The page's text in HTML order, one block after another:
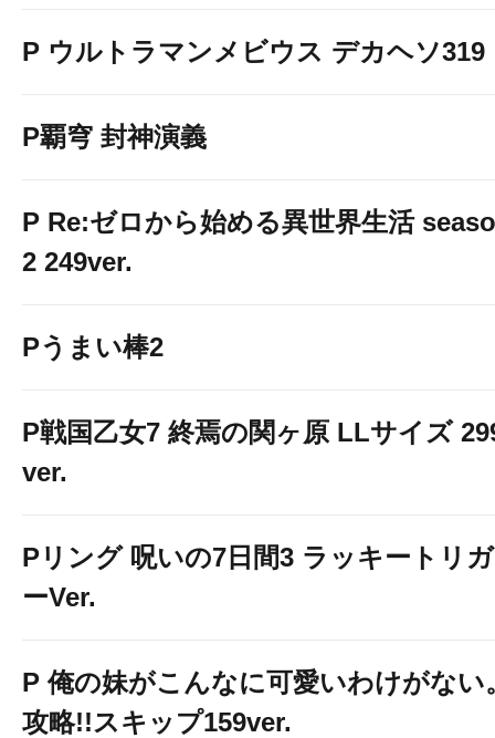
P ウルトラマンメビウス デカヘソ319
P覇穹 封神演義
P Re:ゼロから始める異世界生活
2 249ver.
Pうまい棒2
P戦国乙女7 終焉の関ヶ原 LLサイズ
ver.
Pリング 呪いの7日間3 ラッキートリガ
ーVer.
P 俺の妹がこんなに可愛いわけがない
攻略!!スキップ159ver.